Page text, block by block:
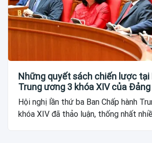
Những quyết sách chiến lược tại
Trung ương 3 khóa XIV của Đảng
Hội nghị lần thứ ba Ban Chấp hành
khóa XIV đã thảo luận, thống nhất